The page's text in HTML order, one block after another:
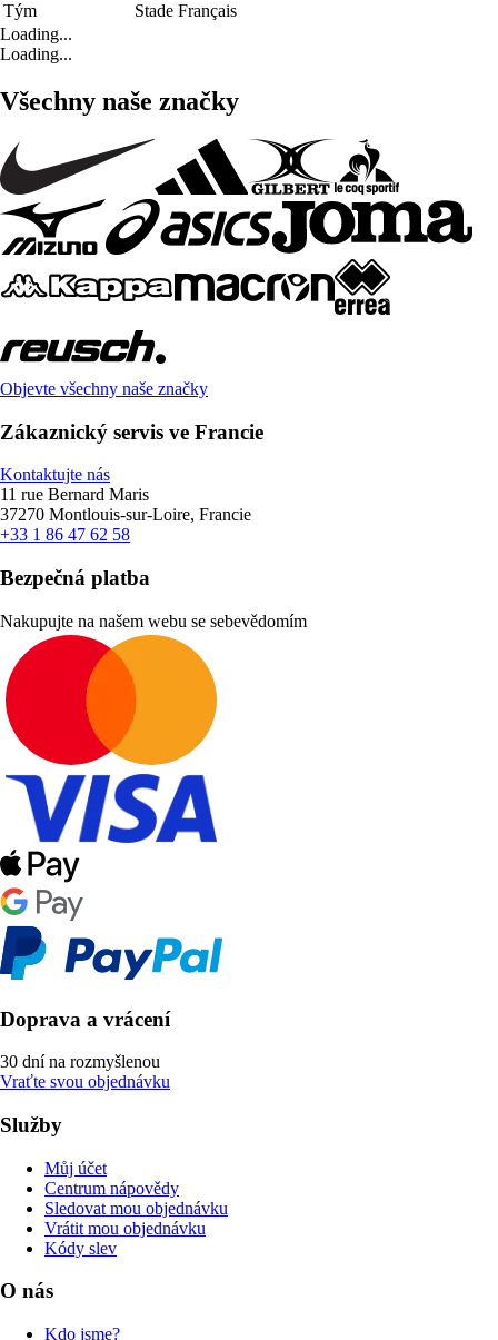
Tým
Stade Français
Loading...
Loading...
Všechny naše značky
Objevte všechny naše značky
Zákaznický servis ve Francie
Kontaktujte nás
11 rue Bernard Maris
37270 Montlouis-sur-Loire, Francie
+33 1 86 47 62 58
Bezpečná platba
Nakupujte na našem webu se sebevědomím
Doprava a vrácení
30 dní na rozmyšlenou
Vraťte svou objednávku
Služby
Můj účet
Centrum nápovědy
Sledovat mou objednávku
Vrátit mou objednávku
Kódy slev
O nás
Kdo jsme?